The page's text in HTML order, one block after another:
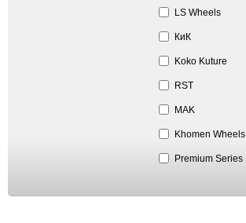
LS Wheels
КиК
Koko Kuture
RST
MAK
Khomen Wheels
Premium Series